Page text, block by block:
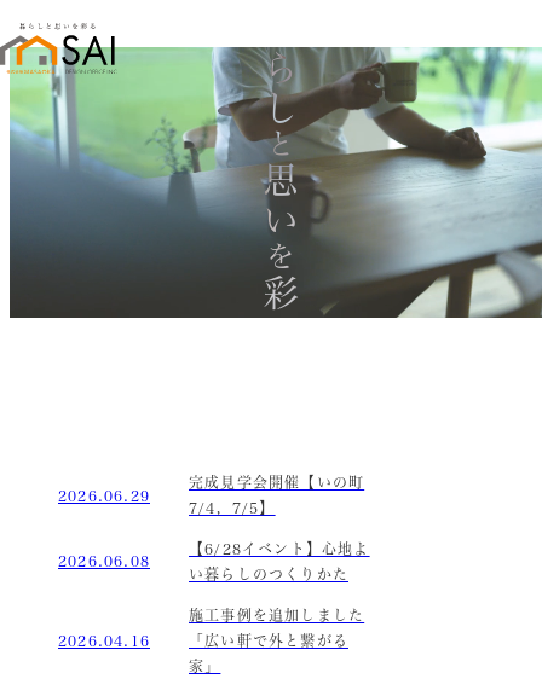
暮らし
と
思い
を
彩る
2026.06.29
完成見学会開催【いの町
7/4，7/5】
2026.06.08
【6/28イベント】心地よ
い暮らしのつくりかた
2026.04.16
施工事例を追加しました
「広い軒で外と繋がる
家」